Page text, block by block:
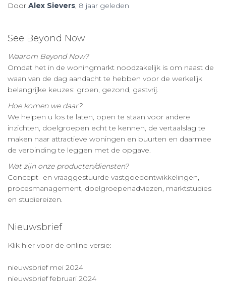
Door Alex Sievers, 8 jaar geleden
See Beyond Now
Waarom Beyond Now?
Omdat het in de woningmarkt noodzakelijk is om naast de
waan van de dag aandacht te hebben voor de werkelijk
belangrijke keuzes: groen, gezond, gastvrij.
Hoe komen we daar?
We helpen u los te laten, open te staan voor andere
inzichten, doelgroepen echt te kennen, de vertaalslag te
maken naar attractieve woningen en buurten en daarmee
de verbinding te leggen met de opgave.
Wat zijn onze producten/diensten?
Concept- en vraaggestuurde vastgoedontwikkelingen,
procesmanagement, doelgroepenadviezen, marktstudies
en studiereizen.
Nieuwsbrief
Klik hier voor de online versie:
nieuwsbrief mei 2024
nieuwsbrief februari 2024